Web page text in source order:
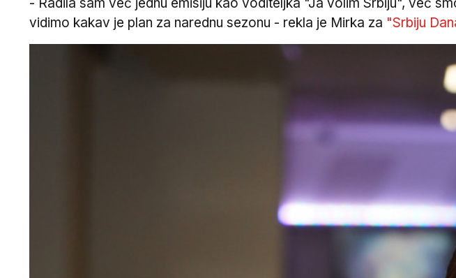
vidimo kakav je plan za narednu sezonu - rekla je Mirka za "Srbiju